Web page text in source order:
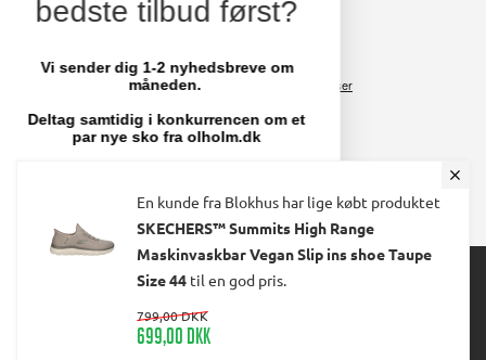
Brugerkonto, startside
Stamdata
Fakturaer
Skift adgangskode
facebook
© 2024 Ølholm A/S. All Rights Reserved.
En kunde fra Blokhus har lige købt produktet
SKECHERS™ Summits High Range
Maskinvaskbar Vegan Slip ins shoe Taupe
Size 44 til en god pris.
799,00 DKK
699,00 DKK
bedste tilbud først?
Vi sender dig 1-2 nyhedsbreve om
måneden.
Deltag samtidig i konkurrencen om et
par nye sko fra olholm.dk
TILMELD MIG
Nej tak